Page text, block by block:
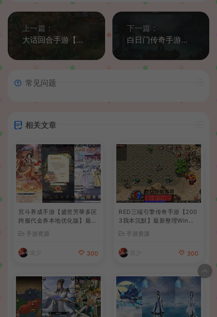
上一篇：
大话回合手游【逍遥西游3之暮光西游】最新整理单机一键既玩镜像服务端+Linux手工端+GM后台+详细搭建教程
下一篇：
白日门传奇手游【九魔劫单职业四大陆】最新整理Win系特色服务端+安卓苹果双端+GM授权后台+详细搭建教程
常见问题
相关文章
宫斗养成手游【盛世芳華多区
跨服代金券本地优化版】最新
手工服务端+CDK授权后台
+安卓+详细搭建教程
手游资源
波少 300
RED三端引擎传奇手游【200
3我本沉默】最新整理Win系
细搭建教程
手游资源
波少 300